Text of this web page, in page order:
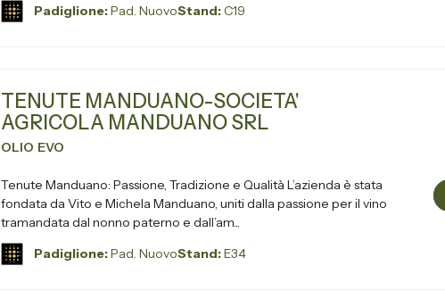
Padiglione:Pad. NuovoStand:C19
TENUTE MANDUANO-SOCIETA'
AGRICOLA MANDUANO SRL
OLIO EVO
Tenute Manduano: Passione, Tradizione e Qualità L’azienda è stata
fondata da Vito e Michela Manduano, uniti dalla passione per il vino
tramandata dal nonno paterno e dall’am...
Padiglione:Pad. NuovoStand:E34